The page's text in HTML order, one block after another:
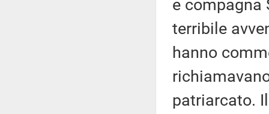
e compagna
terribile
hanno
patriarcato.